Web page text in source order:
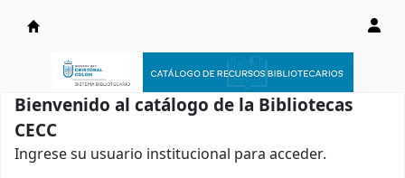
Catálogo en línea
Bienvenido al catálogo de la Bibliotecas
CECC
Ingrese su usuario institucional para acceder.